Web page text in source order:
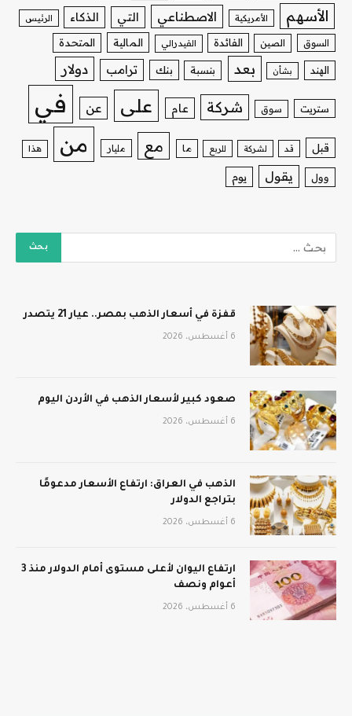
الأسهم الأمريكية الاصطناعي التي الذكاء الرئيس
السوق الصين الفائدة الفيدرالي المالية المتحدة
الهند بشأن بعد بنسبة بنك ترامب دولار
ستريت سوق شركة عام على عن في
قبل قد لشركة للربع ما مع مليار من هذا
وول يقول يوم
قفزة في أسعار الذهب بمصر.. عيار 21 يتصدر
6 أغسطس، 2026
صعود كبير لأسعار الذهب في الأردن اليوم
6 أغسطس، 2026
الذهب في العراق: ارتفاع الأسعار مدعومًا
بتراجع الدولار
6 أغسطس، 2026
ارتفاع اليوان لأعلى مستوى أمام الدولار منذ 3
أعوام ونصف
6 أغسطس، 2026